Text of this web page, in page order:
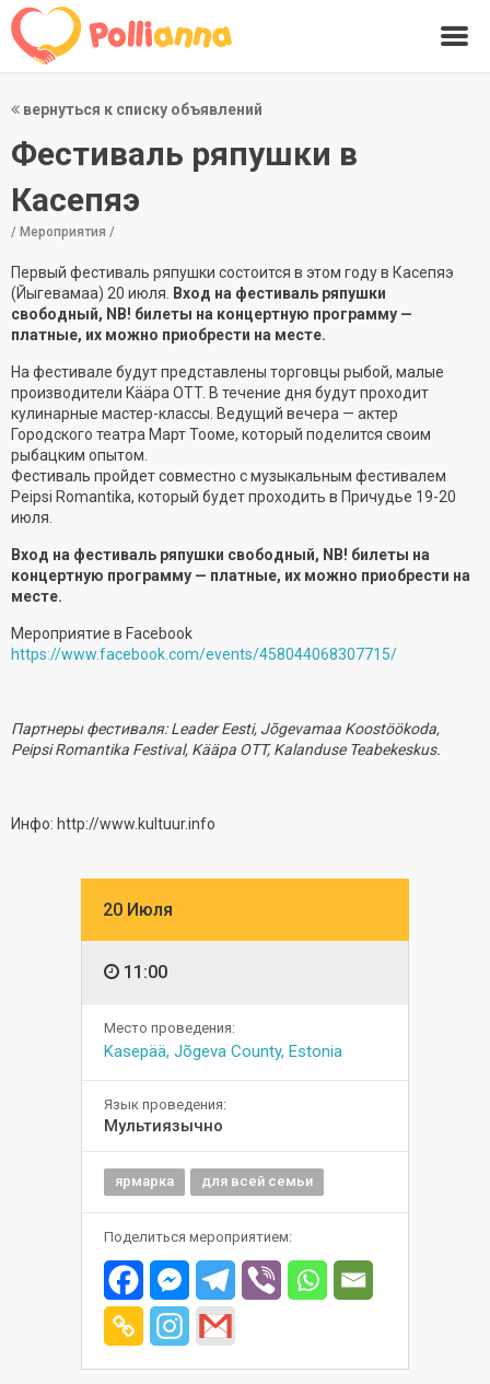
вернуться к списку объявлений
Фестиваль ряпушки в
Касепяэ
/ Мероприятия /
Первый фестиваль ряпушки состоится в этом году в Касепяэ
(Йыгевамаа) 20 июля.
Вход на фестиваль ряпушки
свободный, NB! билеты на концертную программу —
платные, их можно приобрести на месте.
На фестивале будут представлены торговцы рыбой, малые
производители Kääpa OTT. В течение дня будут проходит
кулинарные мастер-классы. Ведущий вечера — актер
Городского театра Март Тооме, который поделится своим
рыбацким опытом.
Фестиваль пройдет совместно с музыкальным фестивалем
Peipsi Romantika, который будет проходить в Причудье 19-20
июля.
Вход на фестиваль ряпушки свободный, NB! билеты на
концертную программу — платные, их можно приобрести на
месте.
Мероприятие в Facebook
https://www.facebook.com/events/458044068307715/
Партнеры фестиваля: Leader Eesti, Jõgevamaa Koostöökoda,
Peipsi Romantika Festival, Kääpa OTT, Kalanduse Teabekeskus.
Инфо: http://www.kultuur.info
20 Июля
11:00
Место проведения:
Kasepää, Jõgeva County, Estonia
Язык проведения:
Мультиязычно
ярмарка для всей семьи
Поделиться мероприятием: